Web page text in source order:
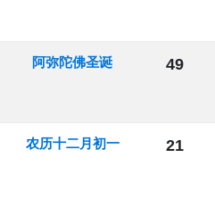
阿弥陀佛圣诞 49
农历十二月初一 21